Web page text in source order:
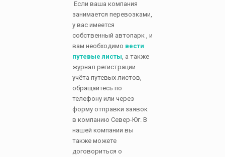
Если ваша компания
занимается перевозками,
у вас имеется
собственный автопарк , и
вам необходимо вести
путевые листы, а также
журнал регистрации
учёта путевых листов,
обращайтесь по
телефону или через
форму отправки заявок
в компанию Север-Юг. В
нашей компании вы
также можете
договориться о